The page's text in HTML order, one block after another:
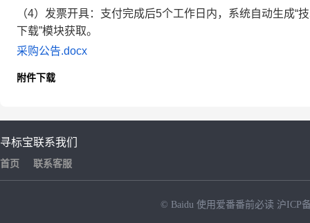
（4）发票开具：支付完成后5个工作日内，系统自动生成“
下载”模块获取。
采购公告.docx
附件下载
寻标宝
首页
联系我们
联系客服
© Baidu 使用爱番番前必读 沪ICP